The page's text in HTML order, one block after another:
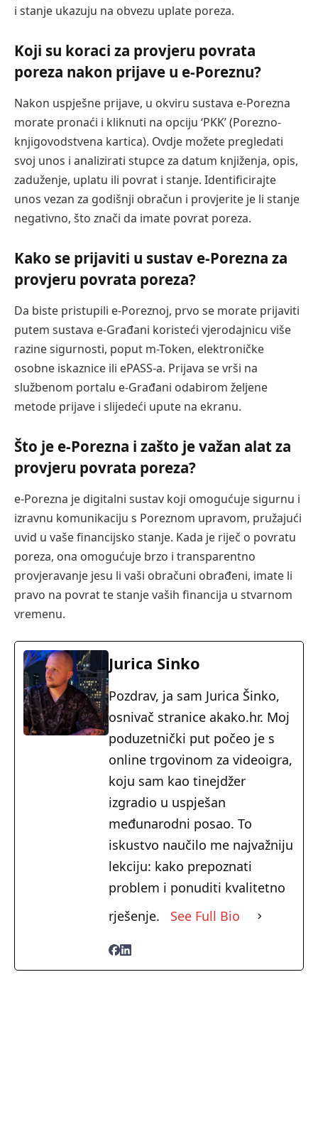
i stanje ukazuju na obvezu uplate poreza.
Koji su koraci za provjeru povrata
poreza nakon prijave u e-Poreznu?
Nakon uspješne prijave, u okviru sustava e-Porezna
morate pronaći i kliknuti na opciju ‘PKK’ (Porezno-
knjigovodstvena kartica). Ovdje možete pregledati
svoj unos i analizirati stupce za datum knjiženja, opis,
zaduženje, uplatu ili povrat i stanje. Identificirajte
unos vezan za godišnji obračun i provjerite je li stanje
negativno, što znači da imate povrat poreza.
Kako se prijaviti u sustav e-Porezna za
provjeru povrata poreza?
Da biste pristupili e-Poreznoj, prvo se morate prijaviti
putem sustava e-Građani koristeći vjerodajnicu više
razine sigurnosti, poput m-Token, elektroničke
osobne iskaznice ili ePASS-a. Prijava se vrši na
službenom portalu e-Građani odabirom željene
metode prijave i slijedeći upute na ekranu.
Što je e-Porezna i zašto je važan alat za
provjeru povrata poreza?
e-Porezna je digitalni sustav koji omogućuje sigurnu i
izravnu komunikaciju s Poreznom upravom, pružajući
uvid u vaše financijsko stanje. Kada je riječ o povratu
poreza, ona omogućuje brzo i transparentno
provjeravanje jesu li vaši obračuni obrađeni, imate li
pravo na povrat te stanje vaših financija u stvarnom
vremenu.
Jurica Sinko
Pozdrav, ja sam Jurica Šinko,
osnivač stranice akako.hr. Moj
poduzetnički put počeo je s
online trgovinom za videoigra,
koju sam kao tinejdžer
izgradio u uspješan
međunarodni posao. To
iskustvo naučilo me najvažniju
lekciju: kako prepoznati
problem i ponuditi kvalitetno
rješenje.
See Full Bio